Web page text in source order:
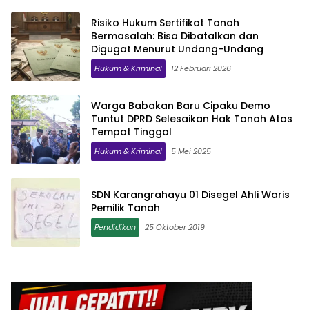
Risiko Hukum Sertifikat Tanah
Bermasalah: Bisa Dibatalkan dan
Digugat Menurut Undang-Undang
Hukum & Kriminal 12 Februari 2026
Warga Babakan Baru Cipaku Demo
Tuntut DPRD Selesaikan Hak Tanah Atas
Tempat Tinggal
Hukum & Kriminal 5 Mei 2025
SDN Karangrahayu 01 Disegel Ahli Waris
Pemilik Tanah
Pendidikan 25 Oktober 2019